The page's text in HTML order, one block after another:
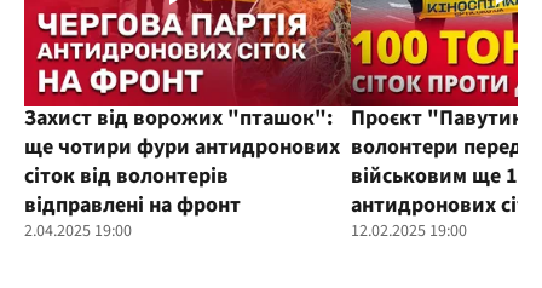
Захист від ворожих "пташок":
ще чотири фури антидронових
сіток від волонтерів
відправлені на фронт
2.04.2025 19:00
Проєкт
волонтери
військовим ще
антидронових
12.02.2025 19:00